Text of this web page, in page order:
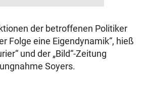
der betroffenen Politiker
Folge eine Eigendynamik“, hieß
und der „Bild“-Zeitung
Soyers.